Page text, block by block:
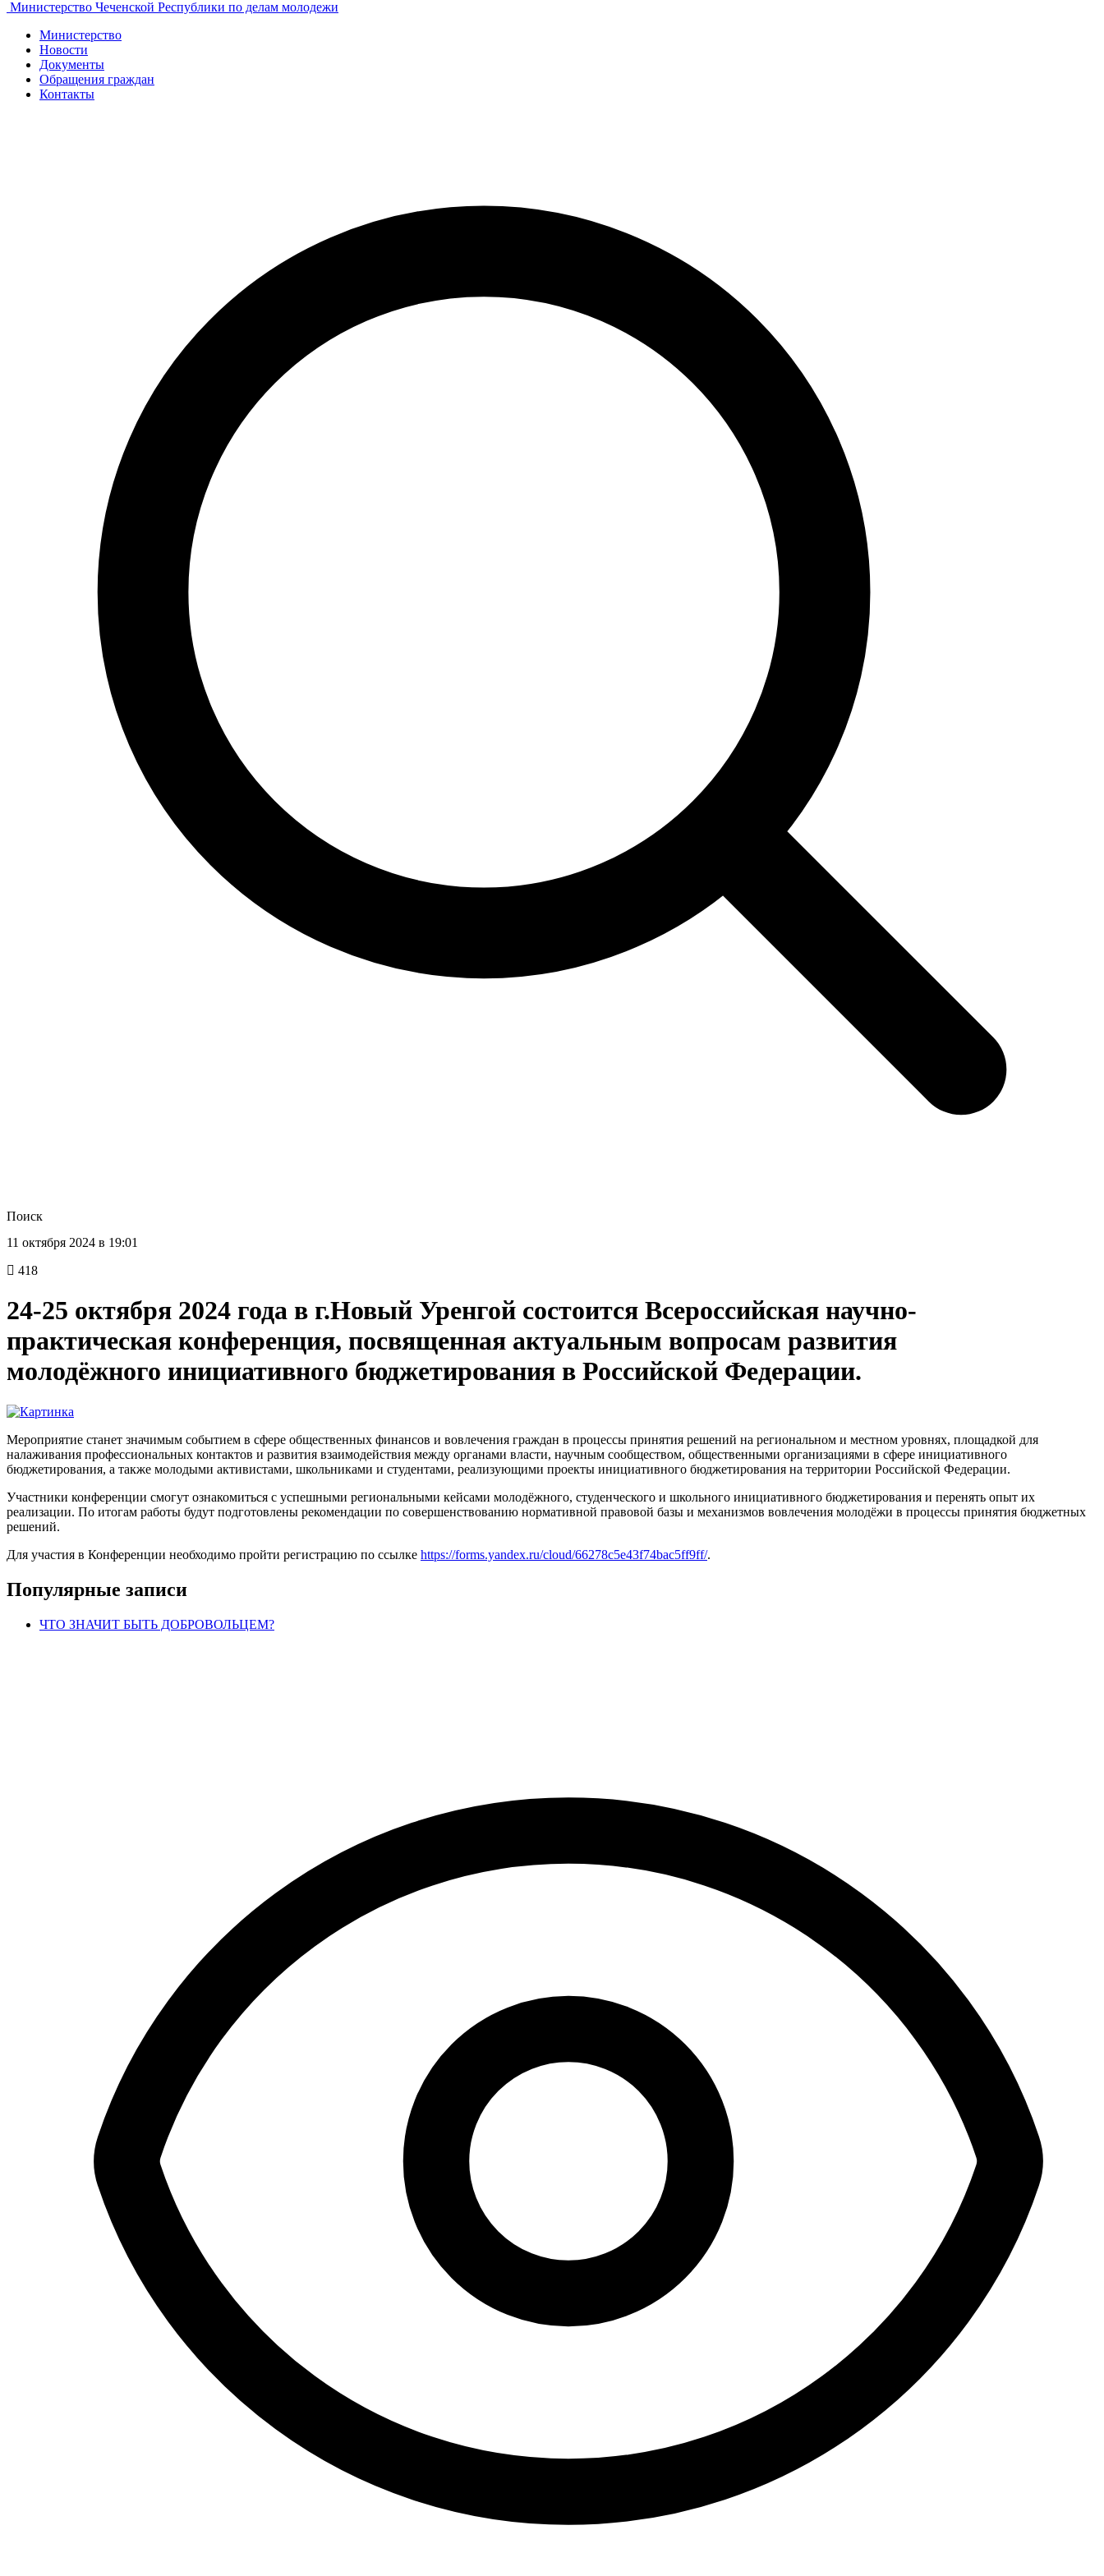
Министерство Чеченской Республики по делам молодежи
Министерство
Новости
Документы
Обращения граждан
Контакты
Поиск
11 октября 2024 в 19:01
418
24-25 октября 2024 года в г.Новый Уренгой состоится Всероссийская научно-
практическая конференция, посвященная актуальным вопросам развития
молодёжного инициативного бюджетирования в Российской Федерации.
Мероприятие станет значимым событием в сфере общественных финансов и вовлечения граждан в процессы принятия решений на региональном и местном уровнях, площадкой для
налаживания профессиональных контактов и развития взаимодействия между органами власти, научным сообществом, общественными организациями в сфере инициативного
бюджетирования, а также молодыми активистами, школьниками и студентами, реализующими проекты инициативного бюджетирования на территории Российской Федерации.
Участники конференции смогут ознакомиться с успешными региональными кейсами молодёжного, студенческого и школьного инициативного бюджетирования и перенять опыт их
реализации. По итогам работы будут подготовлены рекомендации по совершенствованию нормативной правовой базы и механизмов вовлечения молодёжи в процессы принятия бюджетных
решений.
Для участия в Конференции необходимо пройти регистрацию по ссылке https://forms.yandex.ru/cloud/66278c5e43f74bac5ff9ff/.
Популярные записи
ЧТО ЗНАЧИТ БЫТЬ ДОБРОВОЛЬЦЕМ?